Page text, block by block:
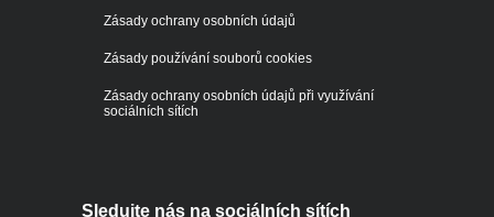
Zásady ochrany osobních údajů
Zásady používání souborů cookies
Zásady ochrany osobních údajů při využívání
sociálních sítích
Sledujte nás na sociálních sítích